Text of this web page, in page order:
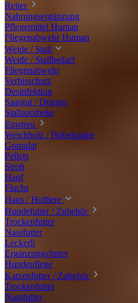
Reiter
Nahrungsergänzung
Pflegemittel Human
Fliegenabwehr Human
Weide / Stall
Weide / Stallbedarf
Fliegenabwehr
Verbisschutz
Desinfektion
Saatgut / Dünger
Stallapotheke
Einstreu
Weichholz / Hobelspäne
Granulat
Pellets
Stroh
Hanf
Flachs
Haus / Hoftiere
Hundefutter / Zubehör
Trockenfutter
Nassfutter
Leckerli
Ergänzungsfutter
Hundepflege
Katzenfutter / Zubehör
Trockenfutter
Nassfutter